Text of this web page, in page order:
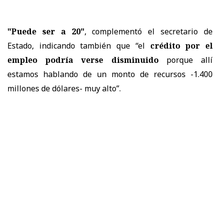
"Puede ser a 20", complementó el secretario de
Estado, indicando también que “el crédito por el
empleo podría verse disminuidoporque allí
estamos hablando de un monto de recursos -1.400
millones de dólares- muy alto”.